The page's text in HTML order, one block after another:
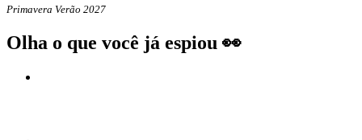
Primavera Verão 2027
Olha o que você já espiou 👀